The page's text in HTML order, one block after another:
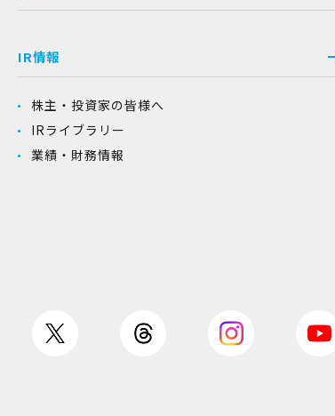
IR情報
株主・投資家の皆様へ
IRライブラリー
業績・財務情報